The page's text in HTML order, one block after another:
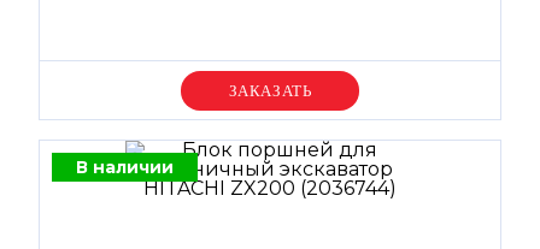
Уточняйте цену
В наличии